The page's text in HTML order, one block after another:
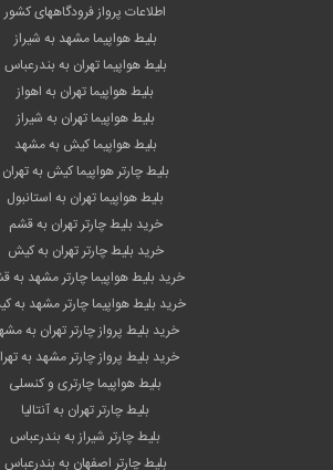
اطلاعات پرواز فرودگاههای کشور
بلیط هواپیما مشهد به شیراز
بلیط هواپیما تهران به بندرعباس
بلیط هواپیما تهران به اهواز
بلیط هواپیما تهران به شیراز
بلیط هواپیما کیش به مشهد
بلیط چارتر هواپیما کیش به تهران
بلیط هواپیما تهران به استانبول
خرید بلیط چارتر تهران به قشم
خرید بلیط چارتر تهران به کیش
خرید بلیط هواپیما چارتر مشهد به
خرید بلیط هواپیما چارتر مشهد به
خرید بلیط پرواز چارتر تهران به
خرید بلیط پرواز چارتر مشهد به
بلیط هواپیما چارتری و کنسلی
بلیط چارتر تهران به آنتالیا
بلیط چارتر شیراز به بندرعباس
بلیط چارتر اصفهان به بندرعباس